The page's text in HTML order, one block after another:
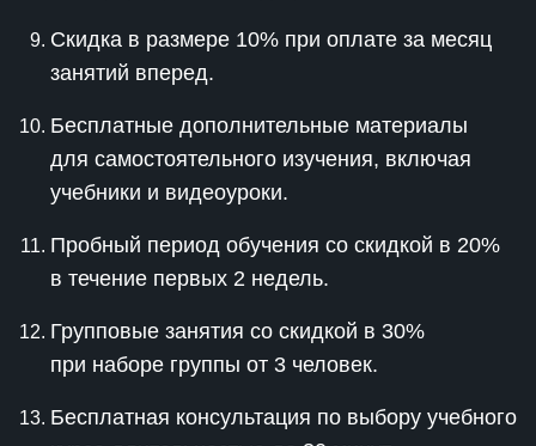
Скидка в размере 10% при оплате за месяц
занятий вперед.
Бесплатные дополнительные материалы
для самостоятельного изучения, включая
учебники и видеоуроки.
Пробный период обучения со скидкой в 20%
в течение первых 2 недель.
Групповые занятия со скидкой в 30%
при наборе группы от 3 человек.
Бесплатная консультация по выбору учебного